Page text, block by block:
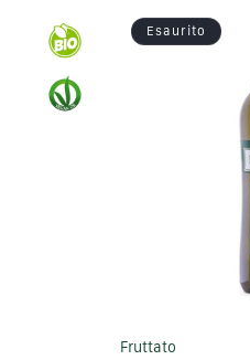
Esaurito
Fruttato